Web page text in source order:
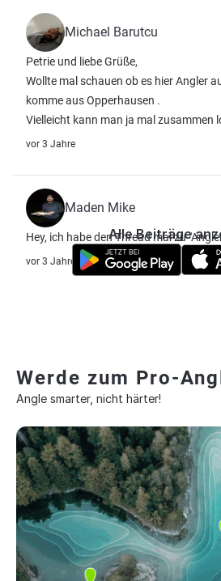
Michael Barutcu
Petrie und liebe Grüße,
Wollte mal schauen ob es hier Angler
komme aus Opperhausen .
Vielleicht kann man ja mal zusammen
vor 3 Jahre
Maden Mike
Hey, ich habe den Thread mal zu
vor 3 Jahre
Alle Beiträge
Werde zum Pro-
Angle smarter, nicht härter!